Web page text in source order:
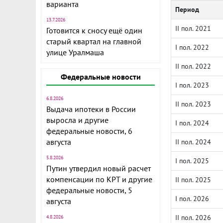
варианта
13.7.2026
Готовится к сносу ещё один
старый квартал на главной
улице Уралмаша
Федеральные новости
6.8.2026
Выдача ипотеки в России
выросла и другие
федеральные новости, 6
августа
5.8.2026
Путин утвердил новый расчет
компенсации по КРТ и другие
федеральные новости, 5
августа
4.8.2026
Период
II пол. 2021
I пол. 2022
II пол. 2022
I пол. 2023
II пол. 2023
I пол. 2024
II пол. 2024
I пол. 2025
II пол. 2025
I пол. 2026
II пол. 2026